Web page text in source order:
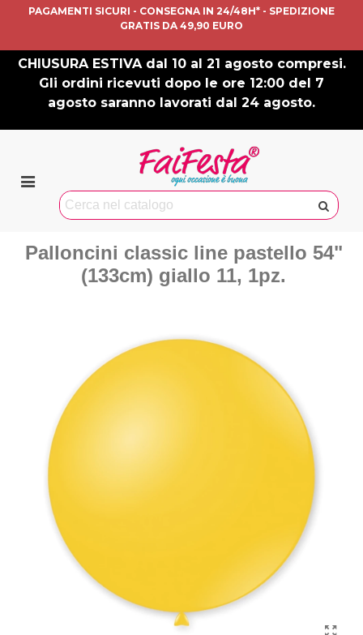
PAGAMENTI SICURI - CONSEGNA IN 24/48H* - SPEDIZIONE
GRATIS DA 49,90 EURO
CHIUSURA ESTIVA dal 10 al 21 agosto compresi.
Gli ordini ricevuti dopo le ore 12:00 del 7
agosto saranno lavorati dal 24 agosto.
Palloncini classic line pastello 54"
(133cm) giallo 11, 1pz.